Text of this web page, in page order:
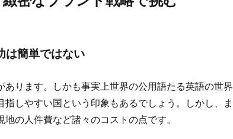
は簡単ではない
ります。しかも事実上世界の公用語たる英語の世界
しやすい国という印象もあるでしょう。しかし、ま
の人件費など諸々のコストの点です。